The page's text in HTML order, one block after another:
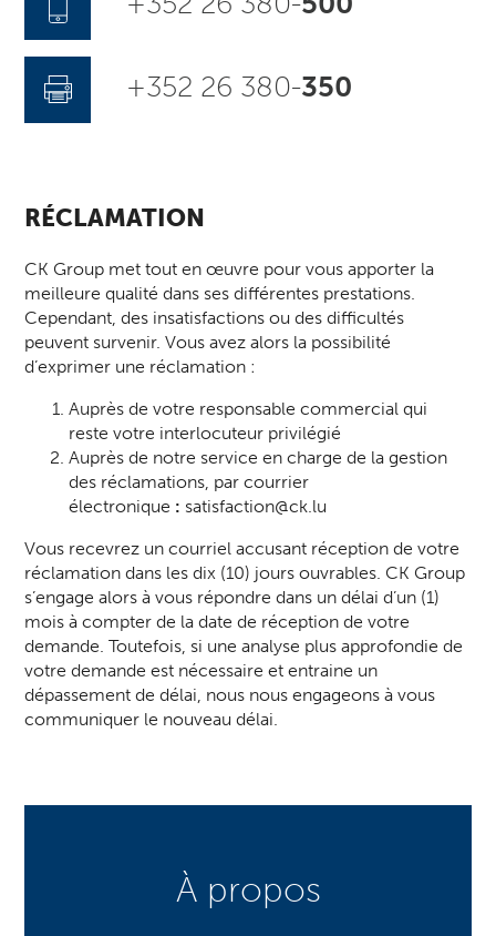
+352 26 380-350
RÉCLAMATION
CK Group met tout en œuvre pour vous apporter la
meilleure qualité dans ses différentes prestations.
Cependant, des insatisfactions ou des difficultés
peuvent survenir. Vous avez alors la possibilité
d’exprimer une réclamation :
Auprès de votre responsable commercial qui
reste votre interlocuteur privilégié
Auprès de notre service en charge de la gestion
des réclamations, par courrier
électronique : satisfaction@ck.lu
Vous recevrez un courriel accusant réception de votre
réclamation dans les dix (10) jours ouvrables. CK Group
s’engage alors à vous répondre dans un délai d’un (1)
mois à compter de la date de réception de votre
demande. Toutefois, si une analyse plus approfondie de
votre demande est nécessaire et entraine un
dépassement de délai, nous nous engageons à vous
communiquer le nouveau délai.
À propos